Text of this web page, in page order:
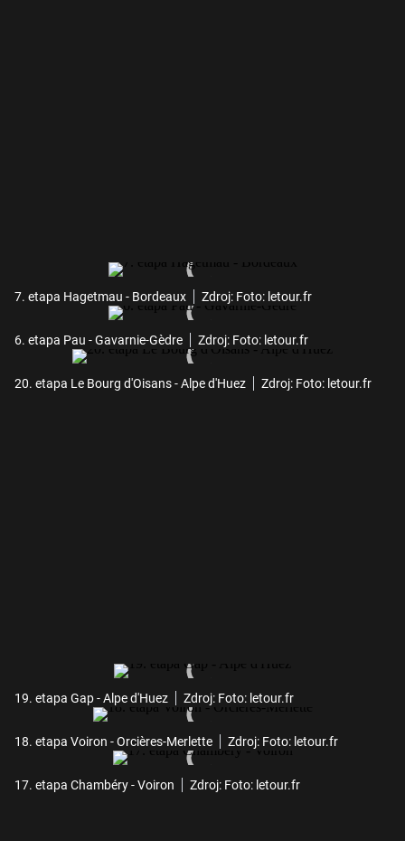
7. etapa Hagetmau - Bordeaux Zdroj: Foto: letour.fr
6. etapa Pau - Gavarnie-Gèdre Zdroj: Foto: letour.fr
20. etapa Le Bourg d'Oisans - Alpe d'Huez Zdroj: Foto: letour.fr
19. etapa Gap - Alpe d'Huez Zdroj: Foto: letour.fr
18. etapa Voiron - Orcières-Merlette Zdroj: Foto: letour.fr
17. etapa Chambéry - Voiron Zdroj: Foto: letour.fr